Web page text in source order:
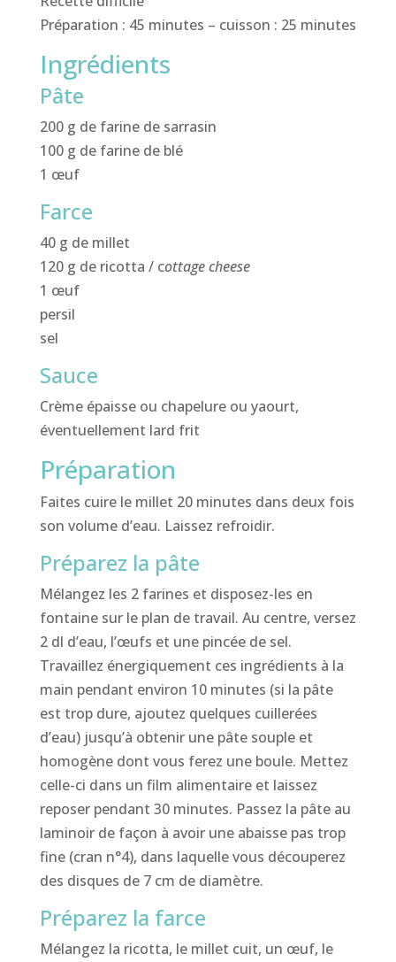
Préparation : 45 minutes – cuisson : 25 minutes
Ingrédients
Pâte
200 g de farine de sarrasin
100 g de farine de blé
1 œuf
Farce
40 g de millet
120 g de ricotta / cottage cheese
1 œuf
persil
sel
Sauce
Crème épaisse ou chapelure ou yaourt,
éventuellement lard frit
Préparation
Faites cuire le millet 20 minutes dans deux fois
son volume d’eau. Laissez refroidir.
Préparez la pâte
Mélangez les 2 farines et disposez-les en
fontaine sur le plan de travail. Au centre, versez
2 dl d’eau, l’œufs et une pincée de sel.
Travaillez énergiquement ces ingrédients à la
main pendant environ 10 minutes (si la pâte
est trop dure, ajoutez quelques cuillerées
d’eau) jusqu’à obtenir une pâte souple et
homogène dont vous ferez une boule. Mettez
celle-ci dans un film alimentaire et laissez
reposer pendant 30 minutes. Passez la pâte au
laminoir de façon à avoir une abaisse pas trop
fine (cran n°4), dans laquelle vous découperez
des disques de 7 cm de diamètre.
Préparez la farce
Mélangez la ricotta, le millet cuit, un œuf, le